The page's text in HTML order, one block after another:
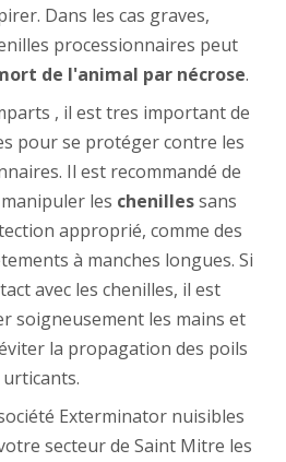
Dans les cas graves,
processionnaires peut
de l'animal par nécrose.
, il est tres important de
pour se protéger contre les
Il est recommandé de
les chenillessans
approprié, comme des
à manches longues. Si
avec les chenilles, il est
soigneusement les mains et
la propagation des poils
urticants.
Exterminator nuisibles
secteur de Saint Mitre les